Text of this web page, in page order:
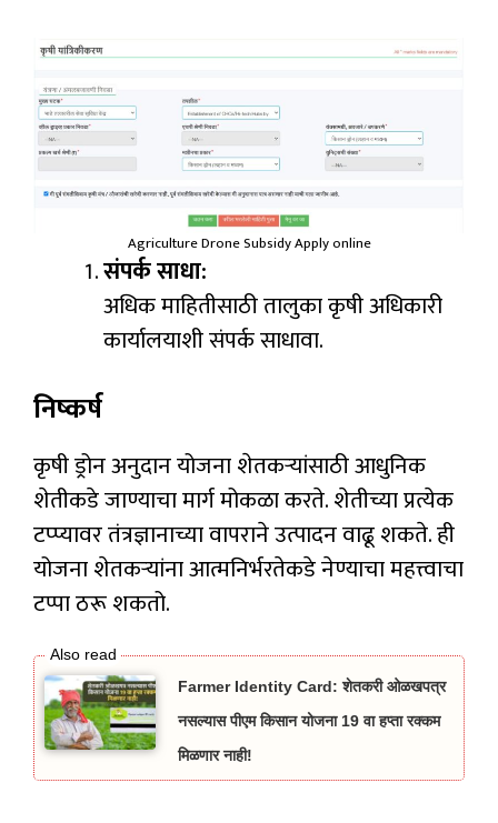
Agriculture Drone Subsidy Apply online
संपर्क साधा:
अधिक माहितीसाठी तालुका कृषी अधिकारी
कार्यालयाशी संपर्क साधावा.
निष्कर्ष
कृषी ड्रोन अनुदान योजना शेतकऱ्यांसाठी आधुनिक
शेतीकडे जाण्याचा मार्ग मोकळा करते. शेतीच्या प्रत्येक
टप्प्यावर तंत्रज्ञानाच्या वापराने उत्पादन वाढू शकते. ही
योजना शेतकऱ्यांना आत्मनिर्भरतेकडे नेण्याचा महत्त्वाचा
टप्पा ठरू शकतो.
Farmer Identity Card: शेतकरी ओळखपत्र
नसल्यास पीएम किसान योजना 19 वा हप्ता रक्कम
मिळणार नाही!